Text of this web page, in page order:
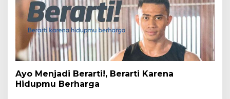
Ayo Menjadi Berarti!, Berarti Karena
Hidupmu Berharga